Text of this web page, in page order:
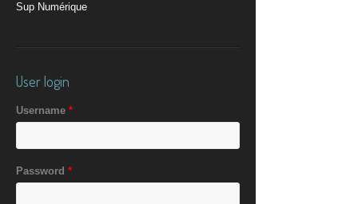
Sup Numérique
User login
Username *
Password *